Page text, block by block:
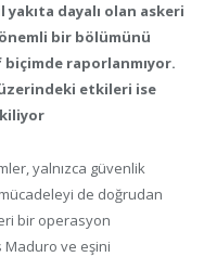
dayalı olan askeri
bir bölümünü
raporlanmıyor.
etkileri ise
yalnızca güvenlik
de doğrudan
bir operasyon
Maduro ve eşini